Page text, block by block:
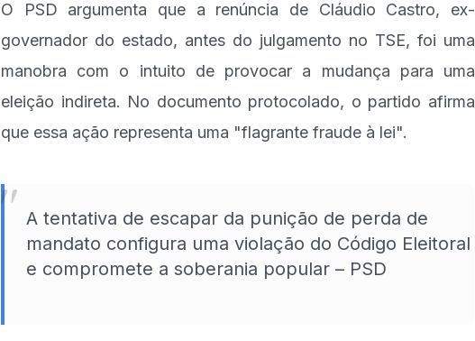
O PSD argumenta que a renúncia de Cláudio Castro, ex-
governador do estado, antes do julgamento no TSE, foi uma
manobra com o intuito de provocar a mudança para uma
eleição indireta. No documento protocolado, o partido afirma
que essa ação representa uma "flagrante fraude à lei".
" A tentativa de escapar da punição de perda de
mandato configura uma violação do Código Eleitoral
e compromete a soberania popular – PSD